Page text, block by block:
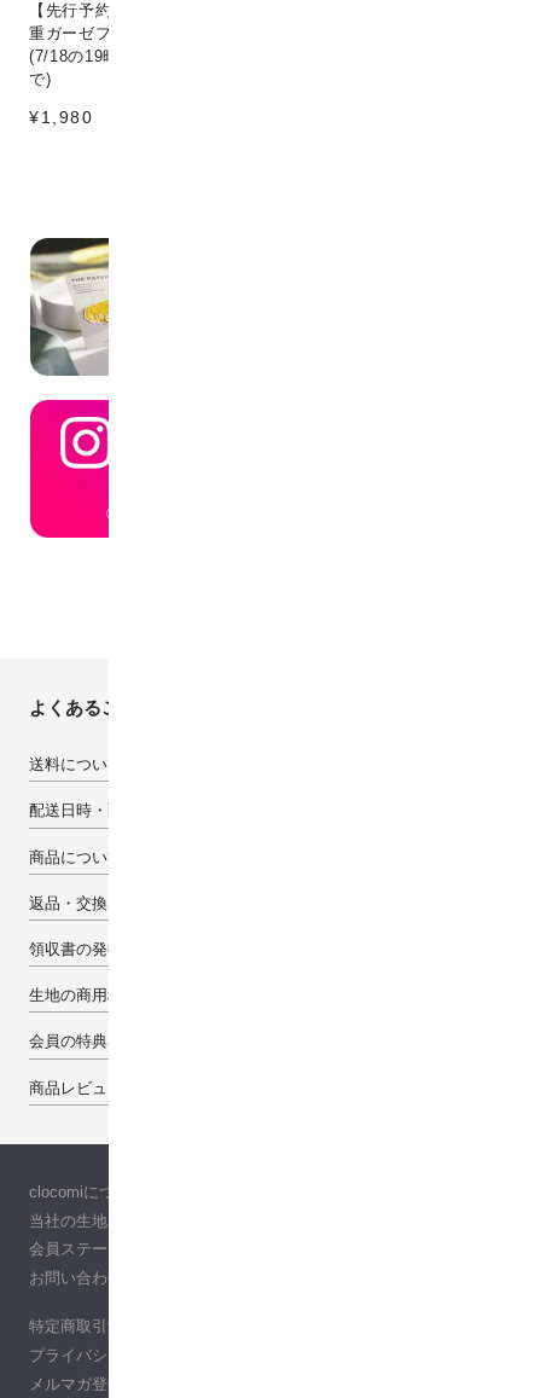
【先行予約販売】[こなゆき] 3
重ガーゼフェイスタオル dino
(7/18の19時〜7/25の12時ま
で)
¥1,980
よくあるご質問
送料について
配送日時・配送先について
商品について
返品・交換・キャンセルについて
領収書の発行について
生地の商用利用について
会員の特典
商品レビューで100pt
clocomiについて
当社の生地について
会員ステージ
お問い合わせ
特定商取引法に基づく表記
プライバシーポリシー
メルマガ登録・解除